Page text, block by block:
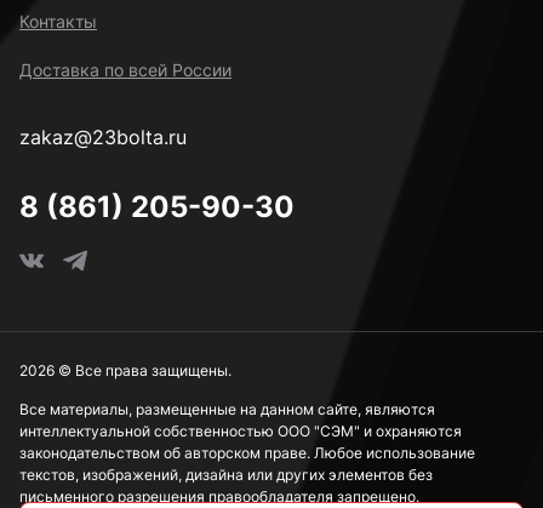
М18
М22
Контакты
Доставка по всей России
zakaz@23bolta.ru
8 (861) 205-90-30
Все материалы, размещенные на данном сайте, являются
интеллектуальной собственностью ООО "СЭМ" и охраняются
законодательством об авторском праве. Любое использование
текстов, изображений, дизайна или других элементов без
письменного разрешения правообладателя запрещено.
2026 © Все права защищены.